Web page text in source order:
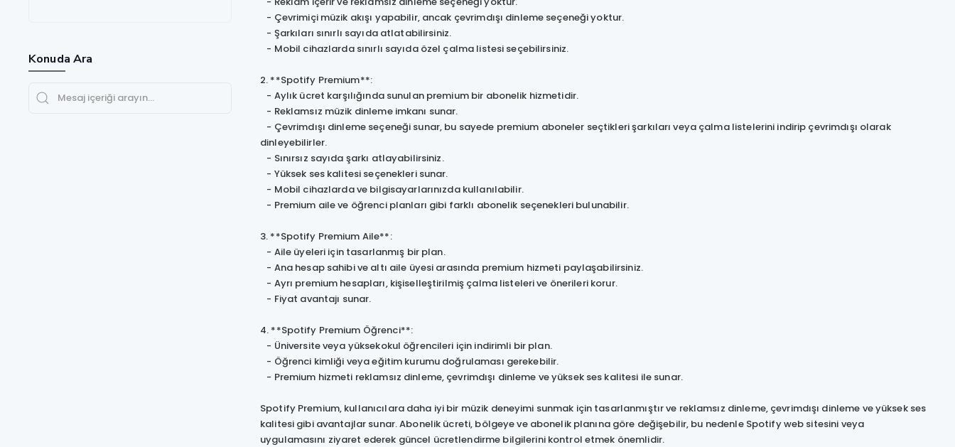
- Çevrimiçi müzik akışı yapabilir, ancak çevrimdışı dinleme seçeneği yoktur.
- Şarkıları sınırlı sayıda atlatabilirsiniz.
- Mobil cihazlarda sınırlı sayıda özel çalma listesi seçebilirsiniz.
2. **Spotify Premium**:
- Aylık ücret karşılığında sunulan premium bir abonelik hizmetidir.
- Reklamsız müzik dinleme imkanı sunar.
- Çevrimdışı dinleme seçeneği sunar, bu sayede premium aboneler seçtikleri şarkıları veya çalma listelerini indirip çevrimdışı olarak
dinleyebilirler.
- Sınırsız sayıda şarkı atlayabilirsiniz.
- Yüksek ses kalitesi seçenekleri sunar.
- Mobil cihazlarda ve bilgisayarlarınızda kullanılabilir.
- Premium aile ve öğrenci planları gibi farklı abonelik seçenekleri bulunabilir.
3. **Spotify Premium Aile**:
- Aile üyeleri için tasarlanmış bir plan.
- Ana hesap sahibi ve altı aile üyesi arasında premium hizmeti paylaşabilirsiniz.
- Ayrı premium hesapları, kişiselleştirilmiş çalma listeleri ve önerileri korur.
- Fiyat avantajı sunar.
4. **Spotify Premium Öğrenci**:
- Üniversite veya yüksekokul öğrencileri için indirimli bir plan.
- Öğrenci kimliği veya eğitim kurumu doğrulaması gerekebilir.
- Premium hizmeti reklamsız dinleme, çevrimdışı dinleme ve yüksek ses kalitesi ile sunar.
Spotify Premium, kullanıcılara daha iyi bir müzik deneyimi sunmak için tasarlanmıştır ve reklamsız dinleme, çevrimdışı dinleme ve yüksek ses
kalitesi gibi avantajlar sunar. Abonelik ücreti, bölgeye ve abonelik planına göre değişebilir, bu nedenle Spotify web sitesini veya
uygulamasını ziyaret ederek güncel ücretlendirme bilgilerini kontrol etmek önemlidir.
Konuda Ara